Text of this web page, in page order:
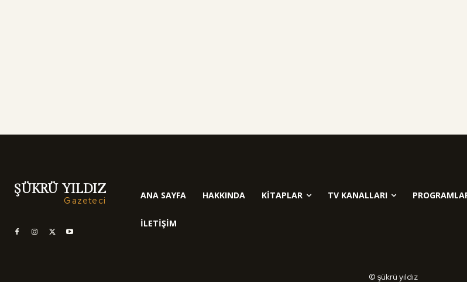
ŞÜKRÜ YILDIZ
Gazeteci ANA SAYFA HAKKINDA KITAPLAR TV KANALLARI
İLETIŞIM
© şükrü yıldız